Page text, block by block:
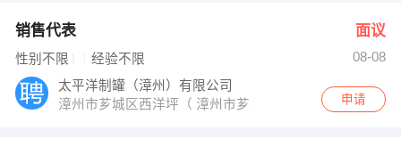
销售代表 面议
性别不限 经验不限
08-08
太平洋制罐（漳州）有限公司
漳州市芗城区西洋坪（ 漳州市芗城区汽车西站对面 ）（
申请